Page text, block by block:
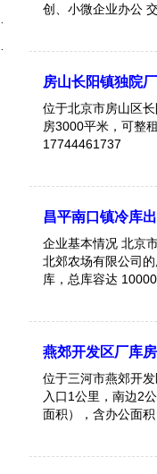
创、小微企业办公 交通：出行
房山长阳镇独院
位于北京市房山区
房3000平米，可整
17744461737
昌平南口镇冷库
企业基本情况 北京
北郊农场有限公司
库，总库容达
燕郊开发区厂库
位于三河市燕郊开
入口1公里，南边2
面积），含办公面